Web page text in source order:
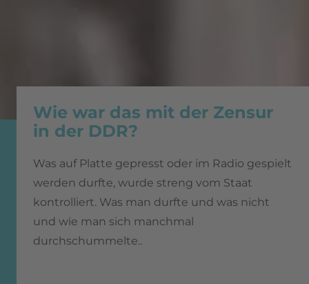
Wie war das mit der Zensur
in der DDR?
Was auf Platte gepresst oder im Radio gespielt
werden durfte, wurde streng vom Staat
kontrolliert. Was man durfte und was nicht
und wie man sich manchmal
durchschummelte..